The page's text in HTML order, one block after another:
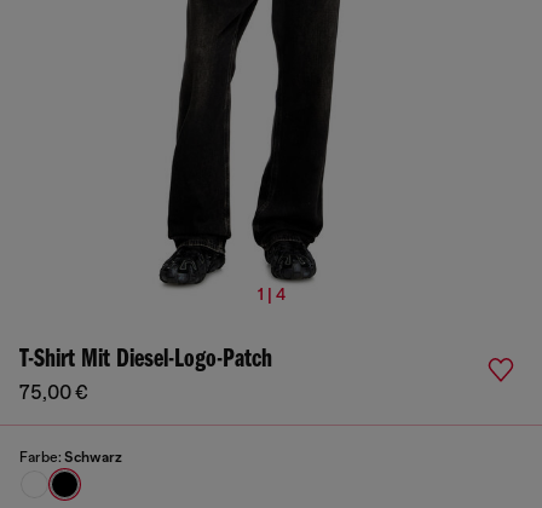
1 | 4
T-Shirt Mit Diesel-Logo-Patch
75,00 €
Farbe: Schwarz